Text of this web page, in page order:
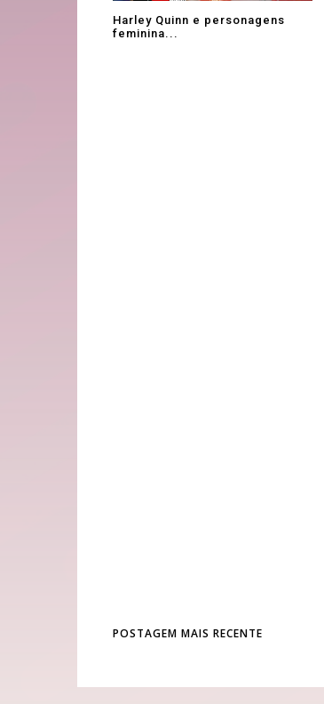
Harley Quinn e personagens
feminina...
POSTAGEM MAIS RECENTE